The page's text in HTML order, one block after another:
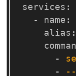
services :
-
name :
alias :
-
-